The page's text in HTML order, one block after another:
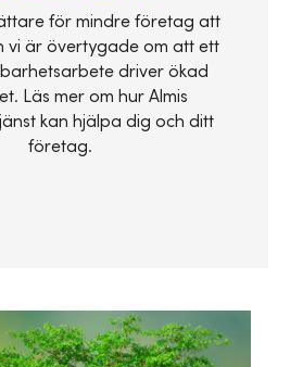
för mindre företag att
vi är övertygade om att ett
driver ökad
Läs mer om hur Almis
kan hjälpa dig och ditt
företag.